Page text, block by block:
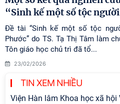
“Sinh kế một số tộc
Đề tài “Sinh kế một số tộc
Phước” do TS. Tạ Thị Tâm làm
Tôn giáo học chủ trì đã tổ...
23/02/2026
TIN XEM NHIỀU
Viện Hàn lâm Khoa học xã hội